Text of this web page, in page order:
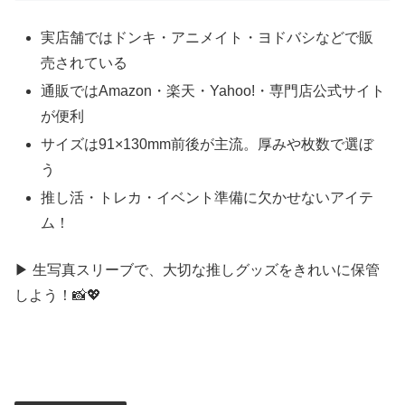
実店舗ではドンキ・アニメイト・ヨドバシなどで販
売されている
通販ではAmazon・楽天・Yahoo!・専門店公式サイト
が便利
サイズは91×130mm前後が主流。厚みや枚数で選ぼ
う
推し活・トレカ・イベント準備に欠かせないアイテ
ム！
▶ 生写真スリーブで、大切な推しグッズをきれいに保管
しよう！📸💖